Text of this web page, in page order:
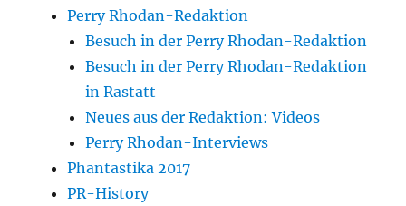
Perry Rhodan-Redaktion
Besuch in der Perry Rhodan-Redaktion
Besuch in der Perry Rhodan-Redaktion
in Rastatt
Neues aus der Redaktion: Videos
Perry Rhodan-Interviews
Phantastika 2017
PR-History